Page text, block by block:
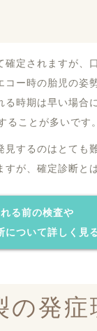
定されますが、
ー時の胎児の姿
時期は早い場合
ことが多いです。
するのはとても
が、確定診断と
る前の検査や
について詳しく見
の発症